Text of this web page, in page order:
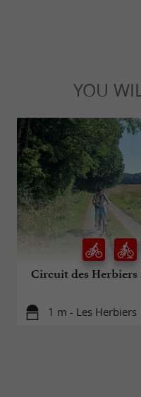
YOU
Circuit des
1 m - Les Herbiers